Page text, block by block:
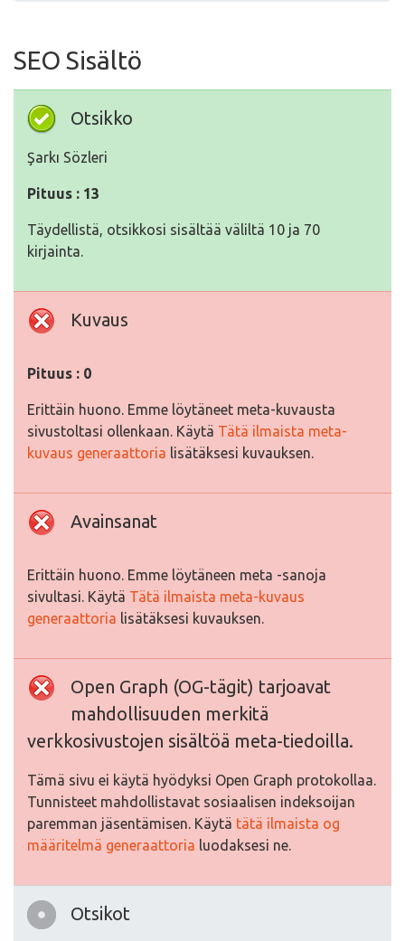
SEO Sisältö
Otsikko
Şarkı Sözleri
Pituus : 13
Täydellistä, otsikkosi sisältää väliltä 10 ja 70
kirjainta.
Kuvaus
Pituus : 0
Erittäin huono. Emme löytäneet meta-kuvausta
sivustoltasi ollenkaan. Käytä Tätä ilmaista meta-
kuvaus generaattoria lisätäksesi kuvauksen.
Avainsanat
Erittäin huono. Emme löytäneen meta -sanoja
sivultasi. Käytä Tätä ilmaista meta-kuvaus
generaattoria lisätäksesi kuvauksen.
Open Graph (OG-tägit) tarjoavat
mahdollisuuden merkitä
verkkosivustojen sisältöä meta-tiedoilla.
Tämä sivu ei käytä hyödyksi Open Graph protokollaa.
Tunnisteet mahdollistavat sosiaalisen indeksoijan
paremman jäsentämisen. Käytä tätä ilmaista og
määritelmä generaattoria luodaksesi ne.
Otsikot